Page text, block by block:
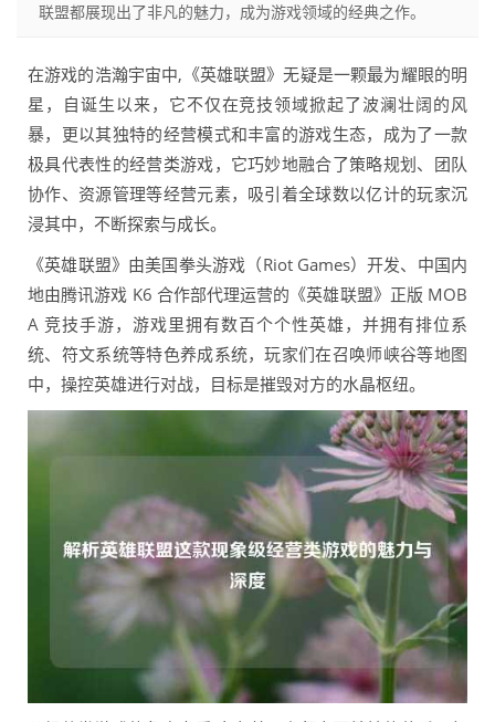
联盟都展现出了非凡的魅力，成为游戏领域的经典之作。
在游戏的浩瀚宇宙中,《英雄联盟》无疑是一颗最为耀眼的明
星，自诞生以来，它不仅在竞技领域掀起了波澜壮阔的风
暴，更以其独特的经营模式和丰富的游戏生态，成为了一款
极具代表性的经营类游戏，它巧妙地融合了策略规划、团队
协作、资源管理等经营元素，吸引着全球数以亿计的玩家沉
浸其中，不断探索与成长。
《英雄联盟》由美国拳头游戏（Riot Games）开发、中国内
地由腾讯游戏 K6 合作部代理运营的《英雄联盟》正版 MOB
A 竞技手游，游戏里拥有数百个个性英雄，并拥有排位系
统、符文系统等特色养成系统，玩家们在召唤师峡谷等地图
中，操控英雄进行对战，目标是摧毁对方的水晶枢纽。